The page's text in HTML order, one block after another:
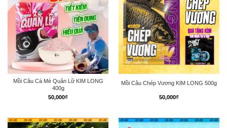
Mồi Câu Cá Mè Quân Lữ KIM LONG
400g
50,000₫
Mồi Câu Chép Vương KIM LONG 500g
50,000₫